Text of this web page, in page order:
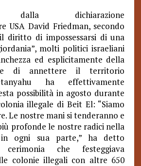
dalla dichiarazione
USA David Friedman, secondo
diritto di impossessarsi di una
molti politici israeliani
ed esplicitamente della
di annettere il territorio
ha effettivamente
possibilità in agosto durante
illegale di Beit El: “Siamo
Le nostre mani si tenderanno e
profonde le nostre radici nella
ogni sua parte,” ha detto
che festeggiava
colonie illegali con altre 650